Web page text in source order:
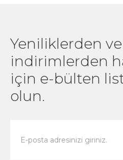
Yeniliklerden ve
indirimlerden
için e-bülten
olun.